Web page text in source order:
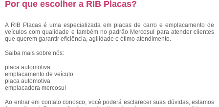
Por que escolher a RIB Placas?
A RIB Placas é uma especializada em placas de carro e emplacamento de
veículos com qualidade e também no padrão Mercosul para atender clientes
que querem garantir eficiência, agilidade e ótimo atendimento.
Saiba mais sobre nós:
placa automotiva
emplacamento de veículo
placa automotiva
emplacadora mercosul
Ao entrar em contato conosco, você poderá esclarecer suas dúvidas, estamos